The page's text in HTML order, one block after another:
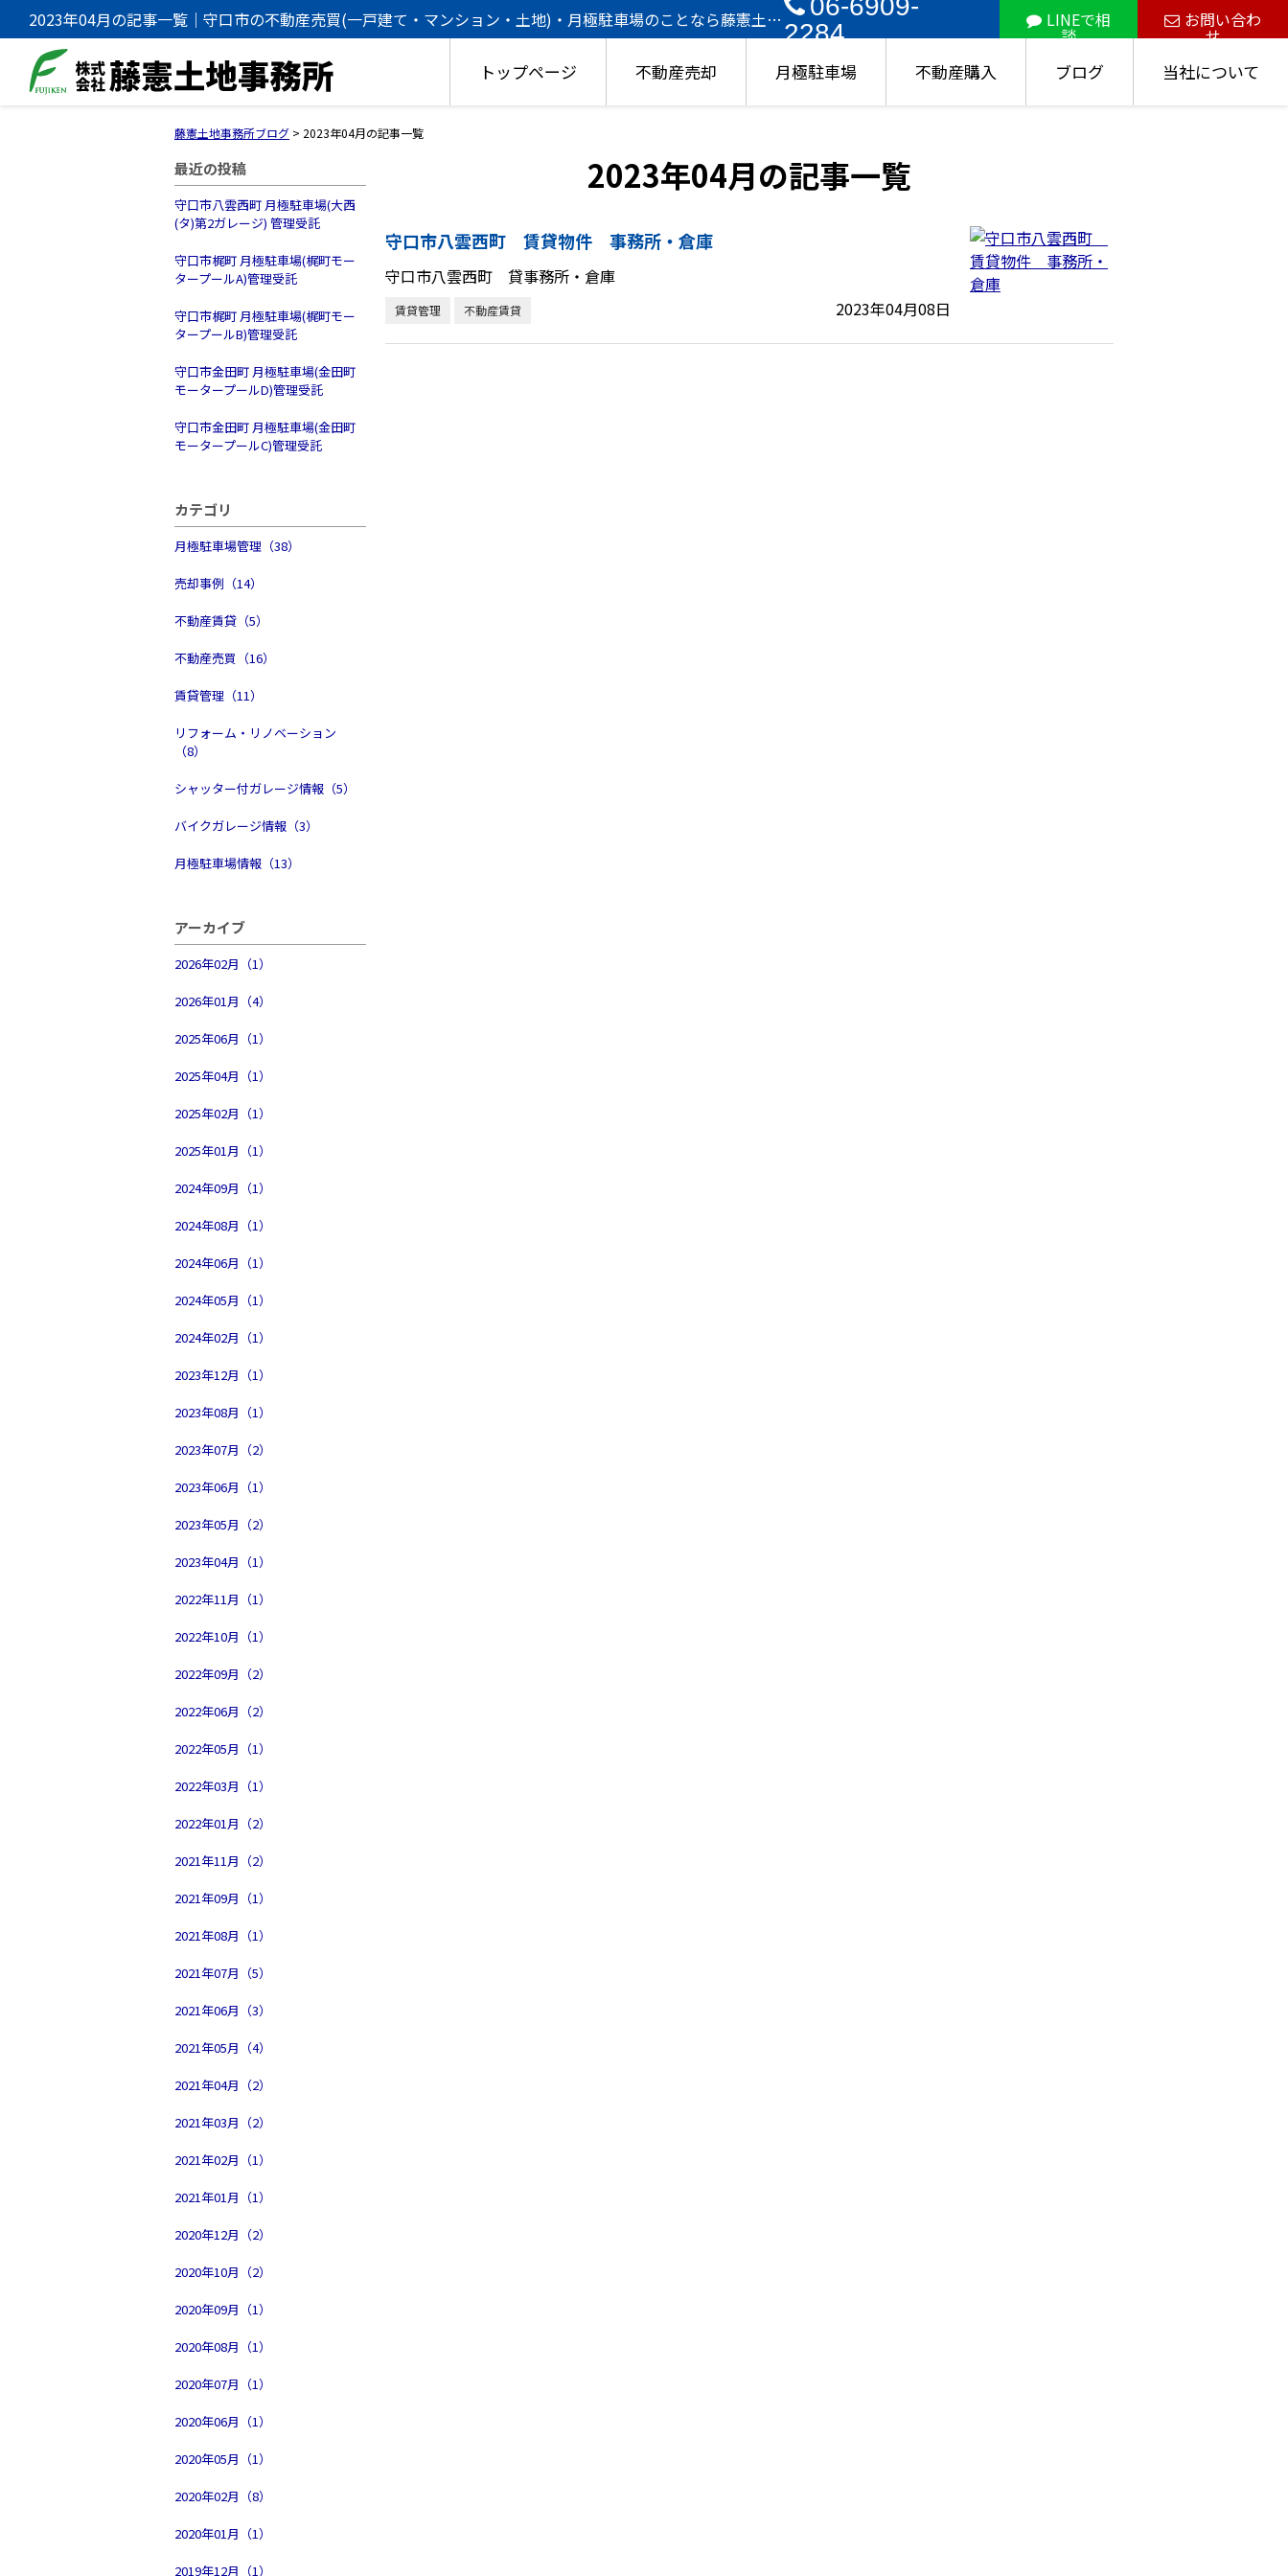
2023年04月の記事一覧｜守口市の不動産売買(一戸建て・マンション・土地)・月極駐車場のことなら藤憲土地
事務所
2284
LINEで相
談
お問い合わ
せ
トップページ 不動産売却 月極駐車場 不動産購入 ブログ 当社について
藤憲土地事務所ブログ > 2023年04月の記事一覧
最近の投稿
守口市八雲西町 月極駐車場(大西
(タ)第2ガレージ) 管理受託
守口市梶町 月極駐車場(梶町モー
タープールA)管理受託
守口市梶町 月極駐車場(梶町モー
タープールB)管理受託
守口市金田町 月極駐車場(金田町
モータープールD)管理受託
守口市金田町 月極駐車場(金田町
モータープールC)管理受託
カテゴリ
月極駐車場管理（38）
売却事例（14）
不動産賃貸（5）
不動産売買（16）
賃貸管理（11）
リフォーム・リノベーション
（8）
シャッター付ガレージ情報（5）
バイクガレージ情報（3）
月極駐車場情報（13）
アーカイブ
2026年02月（1）
2026年01月（4）
2025年06月（1）
2025年04月（1）
2025年02月（1）
2025年01月（1）
2024年09月（1）
2024年08月（1）
2024年06月（1）
2024年05月（1）
2024年02月（1）
2023年12月（1）
2023年08月（1）
2023年07月（2）
2023年06月（1）
2023年05月（2）
2023年04月（1）
2022年11月（1）
2022年10月（1）
2022年09月（2）
2022年06月（2）
2022年05月（1）
2022年03月（1）
2022年01月（2）
2021年11月（2）
2021年09月（1）
2021年08月（1）
2021年07月（5）
2021年06月（3）
2021年05月（4）
2021年04月（2）
2021年03月（2）
2021年02月（1）
2021年01月（1）
2020年12月（2）
2020年10月（2）
2020年09月（1）
2020年08月（1）
2020年07月（1）
2020年06月（1）
2020年05月（1）
2020年02月（8）
2020年01月（1）
2019年12月（1）
2023年04月の記事一覧
守口市八雲西町 賃貸物件 事務所・倉庫
守口市八雲西町 貸事務所・倉庫
賃貸管理 不動産賃貸 2023年04月08日